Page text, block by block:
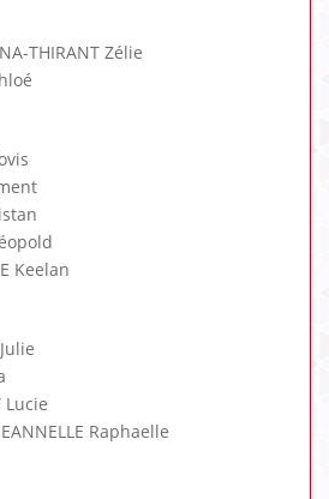
THIRANT Zélie
Keelan
Lucie
Raphaelle